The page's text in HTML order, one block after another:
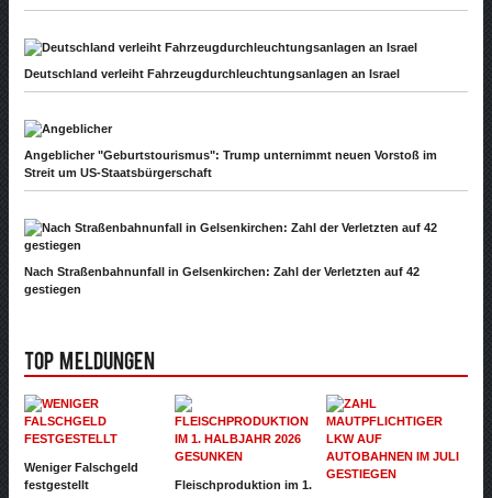
Deutschland verleiht Fahrzeugdurchleuchtungsanlagen an Israel
Angeblicher "Geburtstourismus": Trump unternimmt neuen Vorstoß im
Streit um US-Staatsbürgerschaft
Nach Straßenbahnunfall in Gelsenkirchen: Zahl der Verletzten auf 42
gestiegen
Top Meldungen
Weniger Falschgeld
festgestellt
Fleischproduktion im 1.